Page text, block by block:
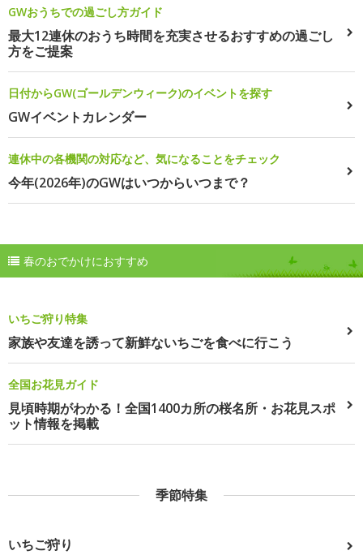
GWおうちでの過ごし方ガイド
最大12連休のおうち時間を充実させるおすすめの過ごし
方をご提案
日付からGW(ゴールデンウィーク)のイベントを探す
GWイベントカレンダー
連休中の各機関の対応など、気になることをチェック
今年(2026年)のGWはいつからいつまで？
春のおでかけにおすすめ
いちご狩り特集
家族や友達を誘って新鮮ないちごを食べに行こう
全国お花見ガイド
見頃時期がわかる！全国1400カ所の桜名所・お花見スポ
ット情報を掲載
季節特集
いちご狩り